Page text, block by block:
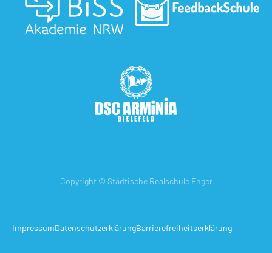
Copyright © Städtische Realschule Enger
ImpressumDatenschutzerklärungBarrierefreiheitserklärung